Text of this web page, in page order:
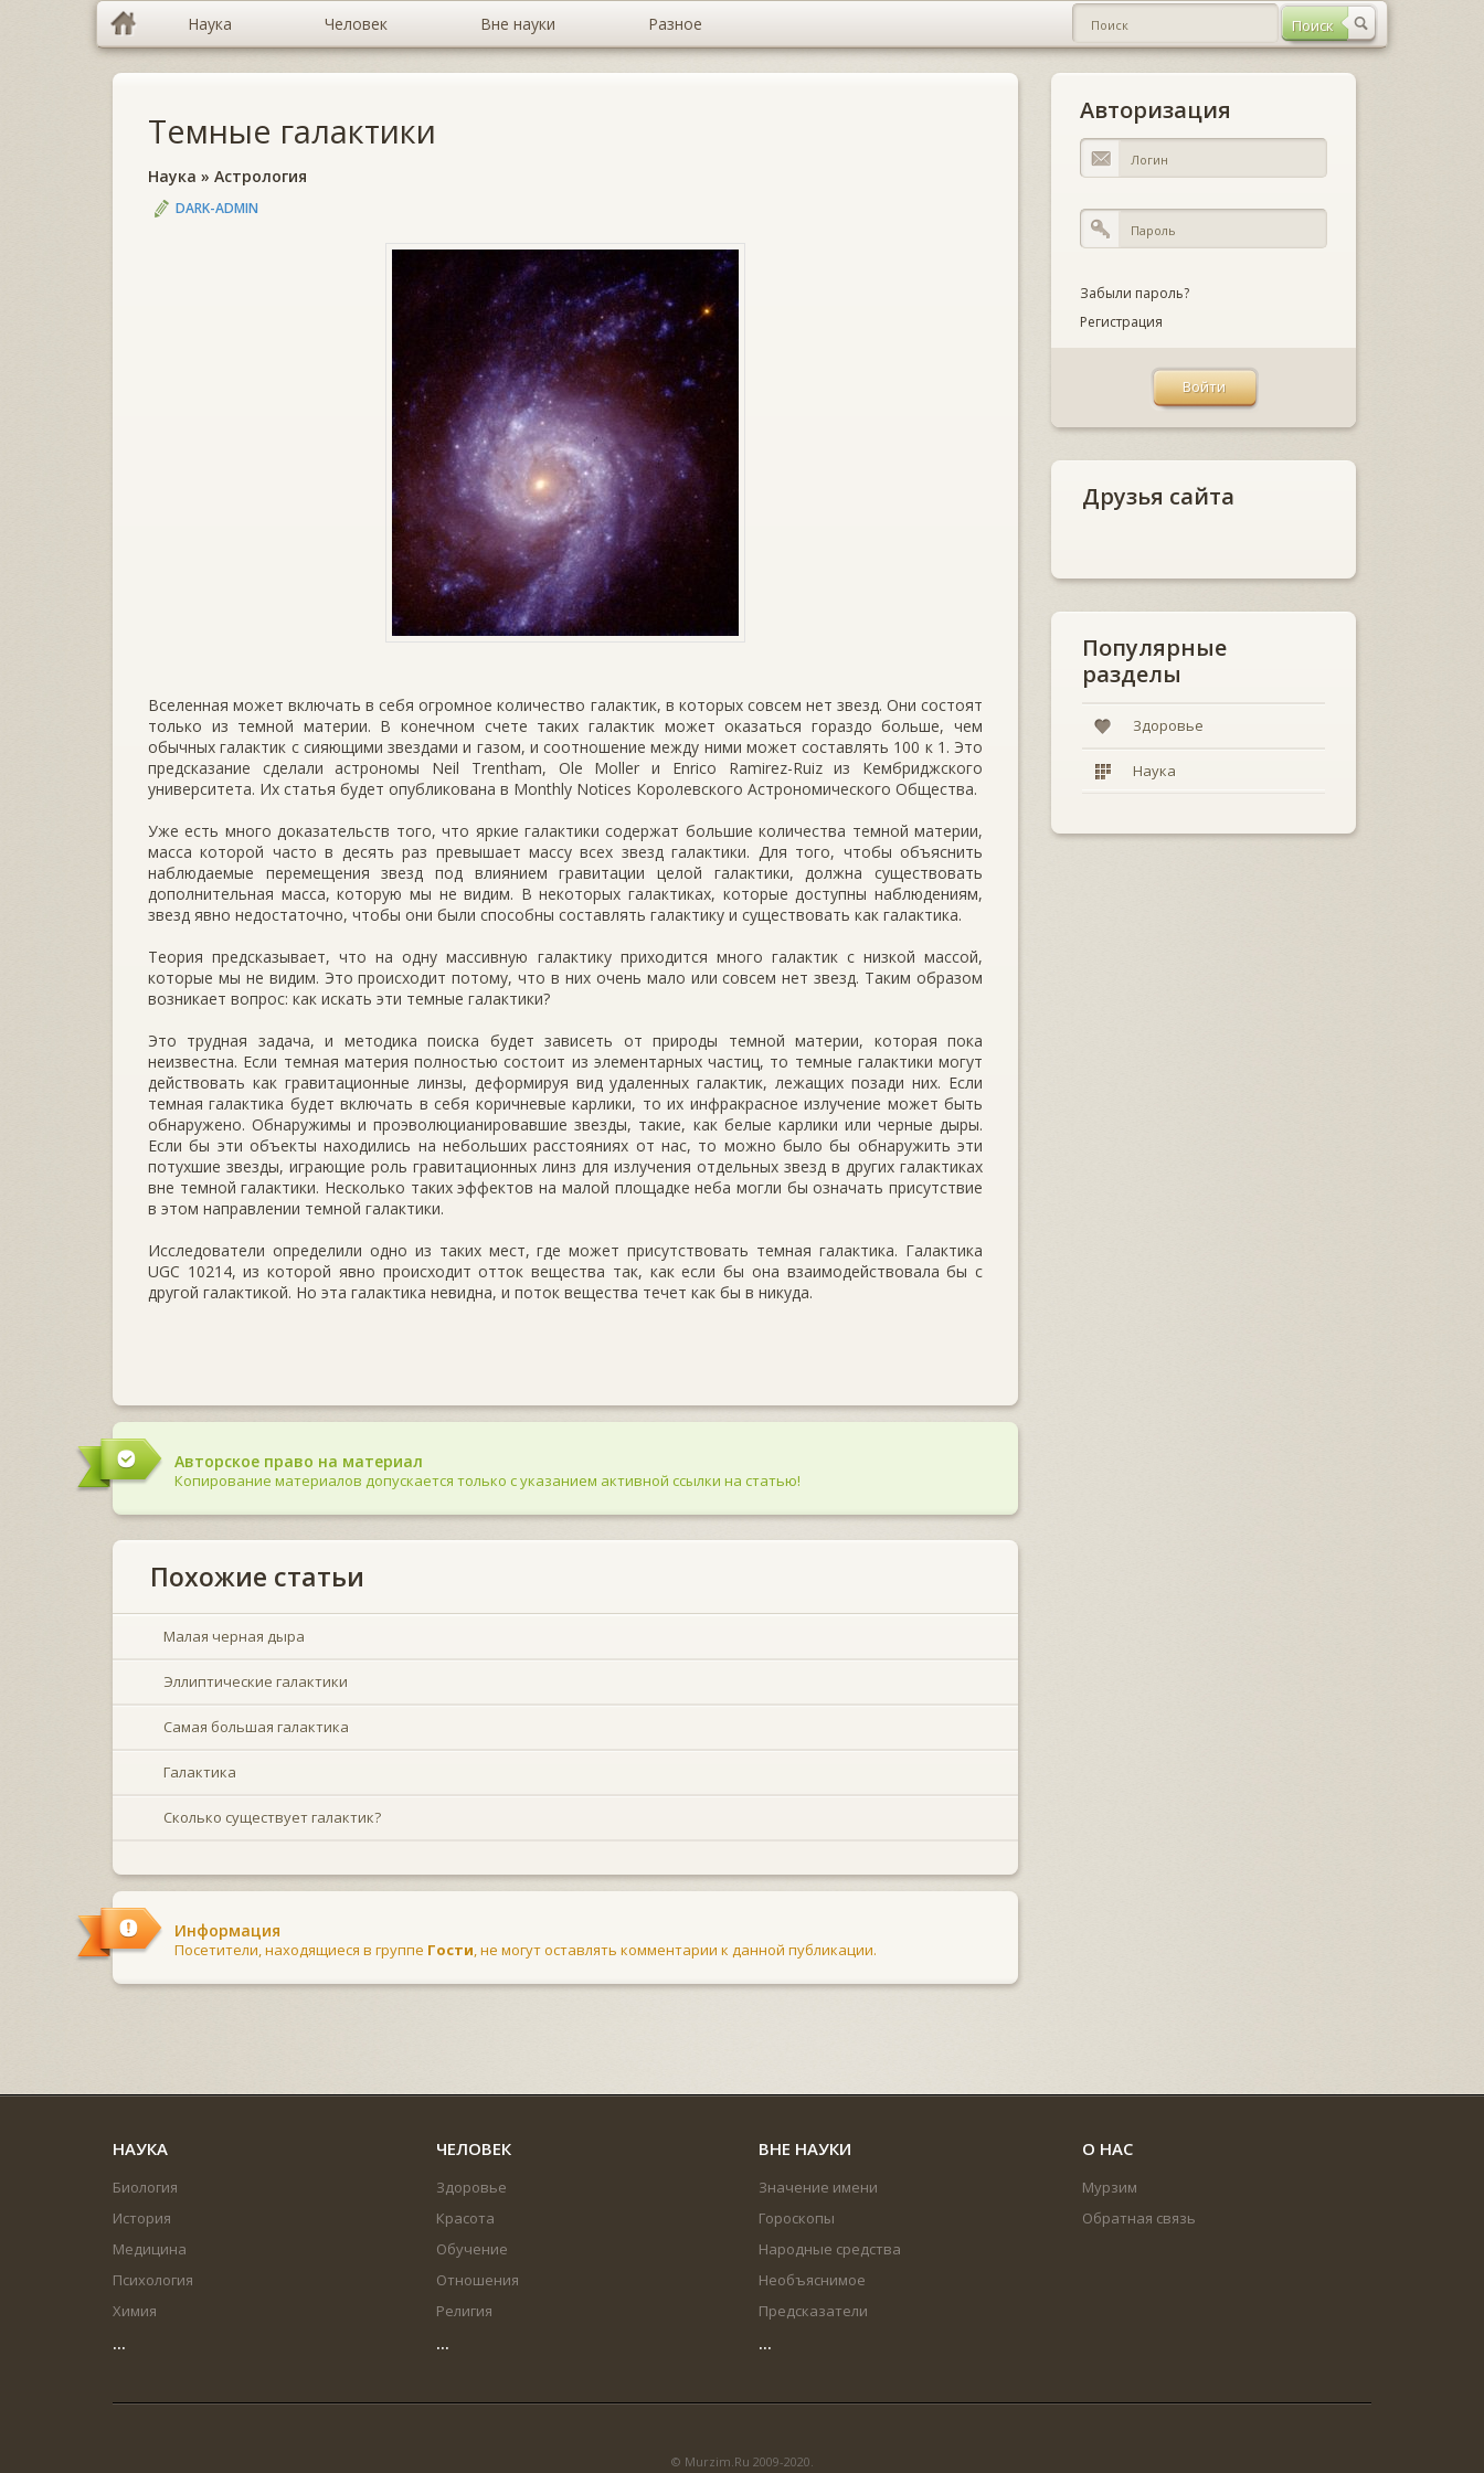
Наука Человек Вне науки Разное
Темные галактики
Наука » Астрология
DARK-ADMIN
Вселенная может включать в себя огромное количество галактик, в которых совсем нет звезд. Они состоят
только из темной материи. В конечном счете таких галактик может оказаться гораздо больше, чем
обычных галактик с сияющими звездами и газом, и соотношение между ними может составлять 100 к 1. Это
предсказание сделали астрономы Neil Trentham, Ole Moller и Enrico Ramirez-Ruiz из Кембриджского
университета. Их статья будет опубликована в Monthly Notices Королевского Астрономического Общества.
Уже есть много доказательств того, что яркие галактики содержат большие количества темной материи,
масса которой часто в десять раз превышает массу всех звезд галактики. Для того, чтобы объяснить
наблюдаемые перемещения звезд под влиянием гравитации целой галактики, должна существовать
дополнительная масса, которую мы не видим. В некоторых галактиках, которые доступны наблюдениям,
звезд явно недостаточно, чтобы они были способны составлять галактику и существовать как галактика.
Теория предсказывает, что на одну массивную галактику приходится много галактик с низкой массой,
которые мы не видим. Это происходит потому, что в них очень мало или совсем нет звезд. Таким образом
возникает вопрос: как искать эти темные галактики?
Это трудная задача, и методика поиска будет зависеть от природы темной материи, которая пока
неизвестна. Если темная материя полностью состоит из элементарных частиц, то темные галактики могут
действовать как гравитационные линзы, деформируя вид удаленных галактик, лежащих позади них. Если
темная галактика будет включать в себя коричневые карлики, то их инфракрасное излучение может быть
обнаружено. Обнаружимы и проэволюцианировавшие звезды, такие, как белые карлики или черные дыры.
Если бы эти объекты находились на небольших расстояниях от нас, то можно было бы обнаружить эти
потухшие звезды, играющие роль гравитационных линз для излучения отдельных звезд в других галактиках
вне темной галактики. Несколько таких эффектов на малой площадке неба могли бы означать присутствие
в этом направлении темной галактики.
Исследователи определили одно из таких мест, где может присутствовать темная галактика. Галактика
UGC 10214, из которой явно происходит отток вещества так, как если бы она взаимодействовала бы с
другой галактикой. Но эта галактика невидна, и поток вещества течет как бы в никуда.
Авторское право на материал
Копирование материалов допускается только с указанием активной ссылки на статью!
Похожие статьи
Малая черная дыра
Эллиптические галактики
Самая большая галактика
Галактика
Сколько существует галактик?
Информация
Посетители, находящиеся в группе Гости, не могут оставлять комментарии к данной публикации.
Авторизация
Забыли пароль?
Регистрация
Друзья сайта
Популярные
разделы
Здоровье
Наука
НАУКА
Биология
История
Медицина
Психология
Химия
...
ЧЕЛОВЕК
Здоровье
Красота
Обучение
Отношения
Религия
...
ВНЕ НАУКИ
Значение имени
Гороскопы
Народные средства
Необъяснимое
Предсказатели
...
О НАС
Мурзим
Обратная связь
© Murzim.Ru 2009-2020.